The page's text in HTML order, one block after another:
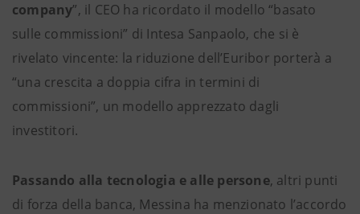
company”, il CEO ha ricordato il modello “basato
sulle commissioni” di Intesa Sanpaolo, che si è
rivelato vincente: la riduzione dell’Euribor porterà a
“una crescita a doppia cifra in termini di
commissioni”, un modello apprezzato dagli
investitori.
Passando alla tecnologia e alle persone, altri punti
di forza della banca, Messina ha menzionato l’accordo